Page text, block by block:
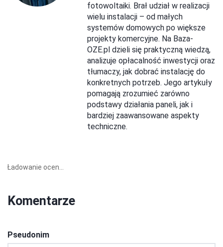
fotowoltaiki. Brał udział w realizacji
wielu instalacji – od małych
systemów domowych po większe
projekty komercyjne. Na Baza-
OZE.pl dzieli się praktyczną wiedzą,
analizuje opłacalność inwestycji oraz
tłumaczy, jak dobrać instalację do
konkretnych potrzeb. Jego artykuły
pomagają zrozumieć zarówno
podstawy działania paneli, jak i
bardziej zaawansowane aspekty
techniczne.
Ładowanie ocen...
Komentarze
Pseudonim